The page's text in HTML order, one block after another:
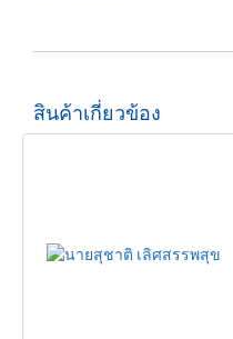
สินค้าเกี่ยวข้อง